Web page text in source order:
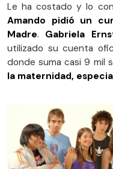
Le ha costado y lo
Amando pidió un
Madre. Gabriela
utilizado su cuenta
donde suma casi 9 mil
la maternidad,